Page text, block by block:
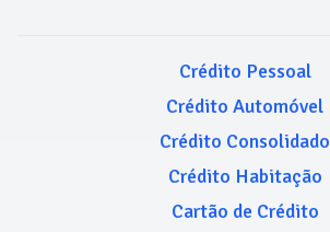
Crédito Pessoal
Crédito Automóvel
Crédito Consolidado
Crédito Habitação
Cartão de Crédito